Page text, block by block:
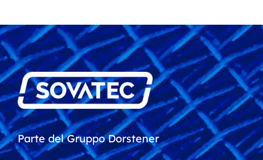
Parte del Gruppo Dorstener